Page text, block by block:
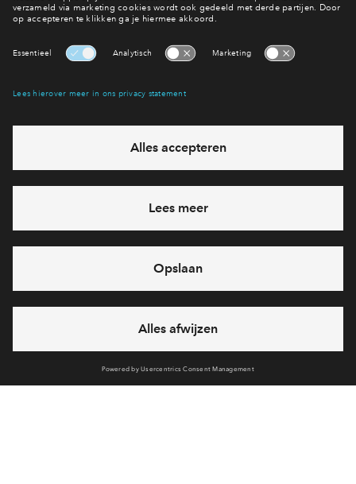
Lees het laatste nieuws
eventuele projecten
Ja, ik wil mij aanmelden
Heb je een vraag en wil je direct antwoord? Bel ons op088 -
712 28 46
6 dagen per week beschikbaar (behalve tijdens
feestdagen)
vandaag van 09:00 - 18:00 uur